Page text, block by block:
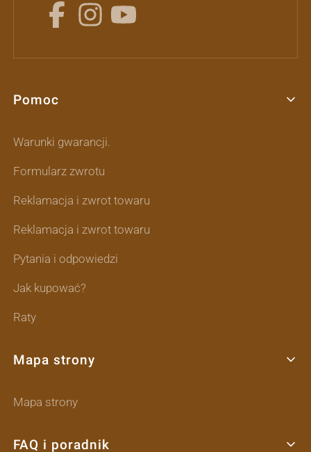
Linki w stopce
Pomoc
Warunki gwarancji.
Formularz zwrotu
Reklamacja i zwrot towaru
Reklamacja i zwrot towaru
Pytania i odpowiedzi
Jak kupować?
Raty
Mapa strony
Mapa strony
FAQ i poradnik